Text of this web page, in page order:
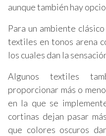
aunque también hay
Para un ambiente
textiles en tonos arena
los cuales dan la
Algunos textiles
proporcionar más o
en la que se
cortinas dejan pasar
que colores oscuros